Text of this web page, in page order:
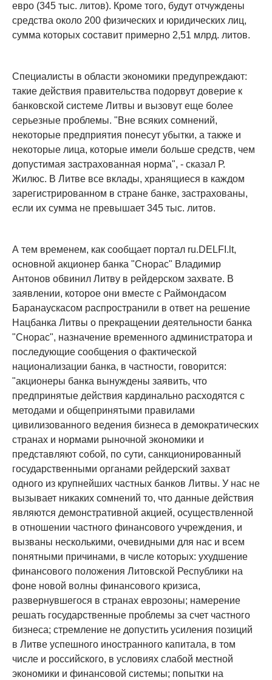
евро (345 тыс. литов). Кроме того, будут отчуждены
средства около 200 физических и юридических лиц,
сумма которых составит примерно 2,51 млрд. литов.
Специалисты в области экономики предупреждают:
такие действия правительства подорвут доверие к
банковской системе Литвы и вызовут еще более
серьезные проблемы. "Вне всяких сомнений,
некоторые предприятия понесут убытки, а также и
некоторые лица, которые имели больше средств, чем
допустимая застрахованная норма", - сказал Р.
Жилюс. В Литве все вклады, хранящиеся в каждом
зарегистрированном в стране банке, застрахованы,
если их сумма не превышает 345 тыс. литов.
А тем временем, как сообщает портал ru.DELFI.lt,
основной акционер банка "Снорас" Владимир
Антонов обвинил Литву в рейдерском захвате. В
заявлении, которое они вместе с Раймондасом
Баранаускасом распространили в ответ на решение
Нацбанка Литвы о прекращении деятельности банка
"Снорас", назначение временного администратора и
последующие сообщения о фактической
национализации банка, в частности, говорится:
"акционеры банка вынуждены заявить, что
предпринятые действия кардинально расходятся с
методами и общепринятыми правилами
цивилизованного ведения бизнеса в демократических
странах и нормами рыночной экономики и
представляют собой, по сути, санкционированный
государственными органами рейдерский захват
одного из крупнейших частных банков Литвы. У нас не
вызывает никаких сомнений то, что данные действия
являются демонстративной акцией, осуществленной
в отношении частного финансового учреждения, и
вызваны несколькими, очевидными для нас и всем
понятными причинами, в числе которых: ухудшение
финансового положения Литовской Республики на
фоне новой волны финансового кризиса,
развернувшегося в странах еврозоны; намерение
решать государственные проблемы за счет частного
бизнеса; стремление не допустить усиления позиций
в Литве успешного иностранного капитала, в том
числе и российского, в условиях слабой местной
экономики и финансовой системы; попытки на